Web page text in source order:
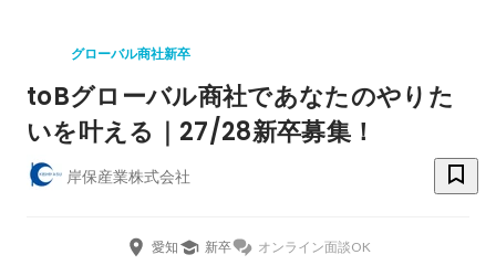
グローバル商社新卒
toBグローバル商社であなたのやりた
いを叶える｜27/28新卒募集！
岸保産業株式会社
愛知 新卒 オンライン面談OK